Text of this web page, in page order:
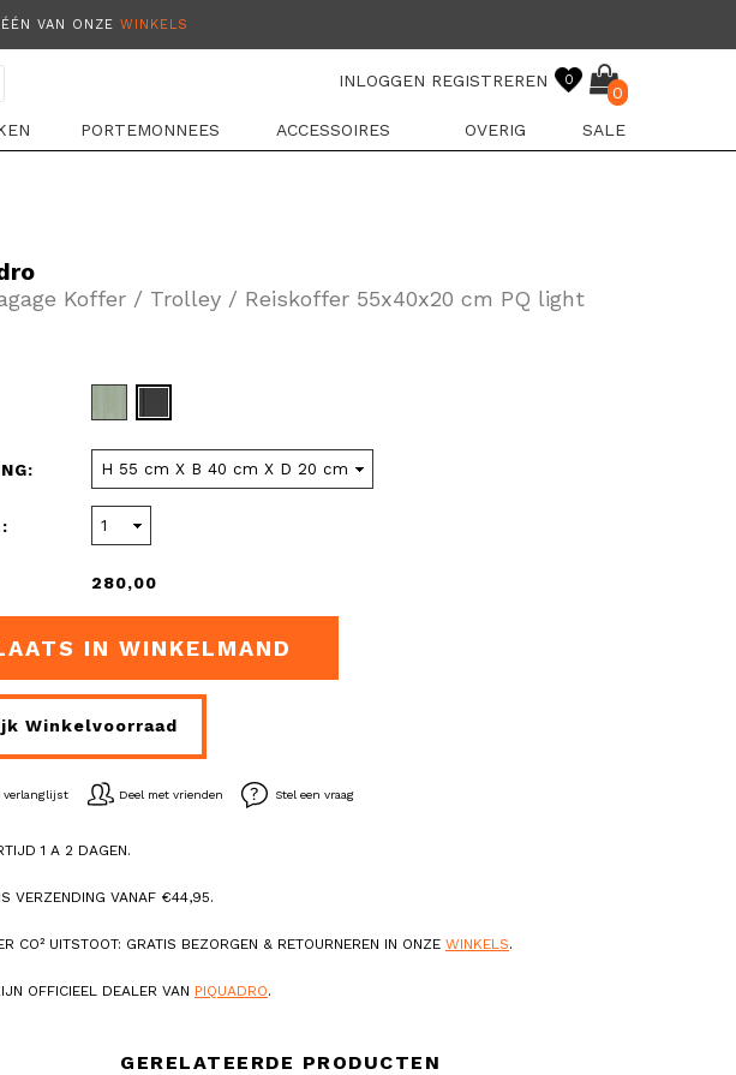
VAN ONZE WINKELS
INLOGGEN REGISTREREN 0
0
PORTEMONNEES ACCESSOIRES OVERIG SALE
Koffer / Trolley / Reiskoffer 55x40x20 cm PQ light
280,00
IN WINKELMAND
Winkelvoorraad
verlanglijst Deel met vrienden Stel een vraag
1 A 2 DAGEN.
VERZENDING VANAF €44,95.
CO² UITSTOOT: GRATIS BEZORGEN & RETOURNEREN IN ONZE WINKELS.
OFFICIEEL DEALER VAN PIQUADRO.
GERELATEERDE PRODUCTEN